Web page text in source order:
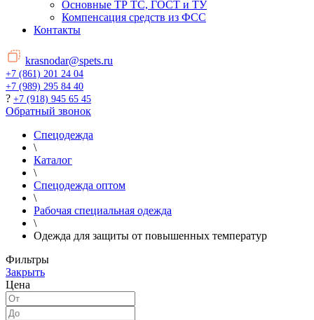
Основные ТР ТС, ГОСТ и ТУ
Компенсация средств из ФСС
Контакты
krasnodar@spets.ru
+7 (861) 201 24 04
+7 (989) 295 84 40
? +7 (918) 945 65 45
Обратный звонок
Спецодежда
\
Каталог
\
Спецодежда оптом
\
Рабочая специальная одежда
\
Одежда для защиты от повышенных температур
Фильтры
Закрыть
Цена